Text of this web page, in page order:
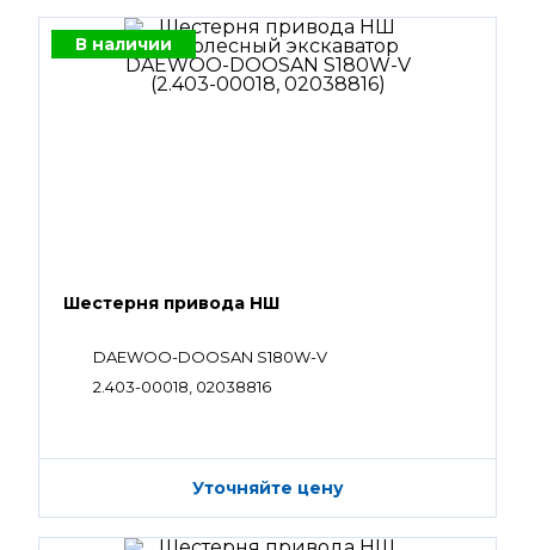
В наличии
Шестерня привода НШ
DAEWOO-DOOSAN S180W-V
2.403-00018, 02038816
Уточняйте цену